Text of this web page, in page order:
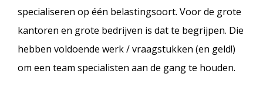
specialiseren op één belastingsoort. Voor de grote
kantoren en grote bedrijven is dat te begrijpen. Die
hebben voldoende werk / vraagstukken (en geld!)
om een team specialisten aan de gang te houden.